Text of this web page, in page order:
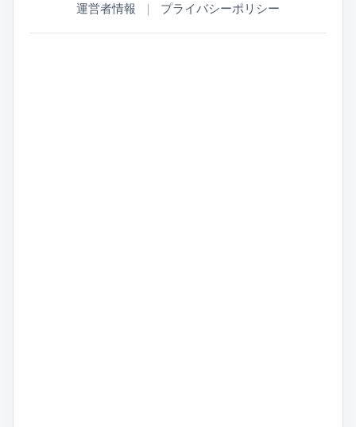
運営者情報 ｜ プライバシーポリシー